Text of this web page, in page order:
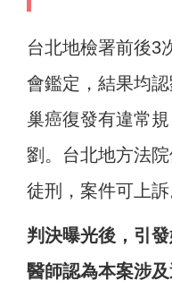
台北地檢署前後3
會鑑定，結果均
巢癌復發有違常
劉。台北地方法
徒刑，案件可上訴
判決曝光後，引
醫師認為本案涉